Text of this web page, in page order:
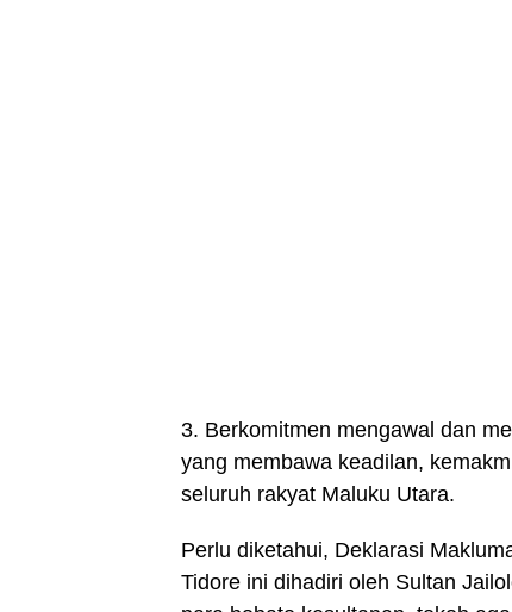
3. Berkomitmen mengawal dan
yang membawa keadilan,
seluruh rakyat Maluku Utara.
Perlu diketahui, Deklarasi
Tidore ini dihadiri oleh Sultan